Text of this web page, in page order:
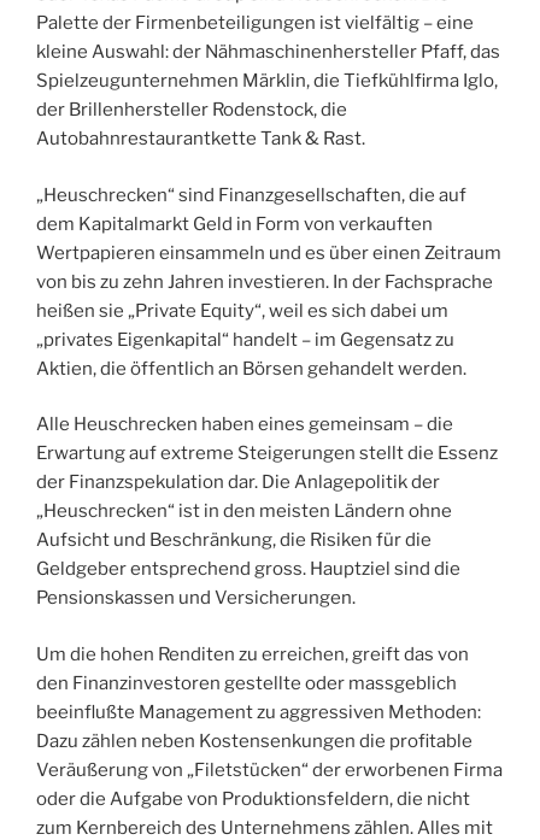
Palette der Firmenbeteiligungen ist vielfältig – eine
kleine Auswahl: der Nähmaschinenhersteller Pfaff, das
Spielzeugunternehmen Märklin, die Tiefkühlfirma Iglo,
der Brillenhersteller Rodenstock, die
Autobahnrestaurantkette Tank & Rast.
„Heuschrecken“ sind Finanzgesellschaften, die auf
dem Kapitalmarkt Geld in Form von verkauften
Wertpapieren einsammeln und es über einen Zeitraum
von bis zu zehn Jahren investieren. In der Fachsprache
heißen sie „Private Equity“, weil es sich dabei um
„privates Eigenkapital“ handelt – im Gegensatz zu
Aktien, die öffentlich an Börsen gehandelt werden.
Alle Heuschrecken haben eines gemeinsam – die
Erwartung auf extreme Steigerungen stellt die Essenz
der Finanzspekulation dar. Die Anlagepolitik der
„Heuschrecken“ ist in den meisten Ländern ohne
Aufsicht und Beschränkung, die Risiken für die
Geldgeber entsprechend gross. Hauptziel sind die
Pensionskassen und Versicherungen.
Um die hohen Renditen zu erreichen, greift das von
den Finanzinvestoren gestellte oder massgeblich
beeinflußte Management zu aggressiven Methoden:
Dazu zählen neben Kostensenkungen die profitable
Veräußerung von „Filetstücken“ der erworbenen Firma
oder die Aufgabe von Produktionsfeldern, die nicht
zum Kernbereich des Unternehmens zählen. Alles mit